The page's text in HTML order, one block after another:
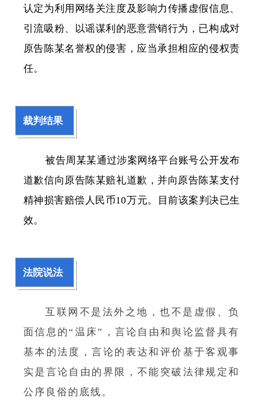
认定为利用网络关注度及影响力传播虚假信息、
引流吸粉、以谣谋利的恶意营销行为，已构成对
原告陈某名誉权的侵害，应当承担相应的侵权责
任。
裁判结果
被告周某某通过涉案网络平台账号公开发布
道歉信向原告陈某赔礼道歉，并向原告陈某支付
精神损害赔偿人民币10万元。目前该案判决已生
效。
法院说法
互联网不是法外之地，也不是虚假、负
面信息的“温床”，言论自由和舆论监督具有
基本的法度，言论的表达和评价基于客观事
实是言论自由的界限，不能突破法律规定和
公序良俗的底线。